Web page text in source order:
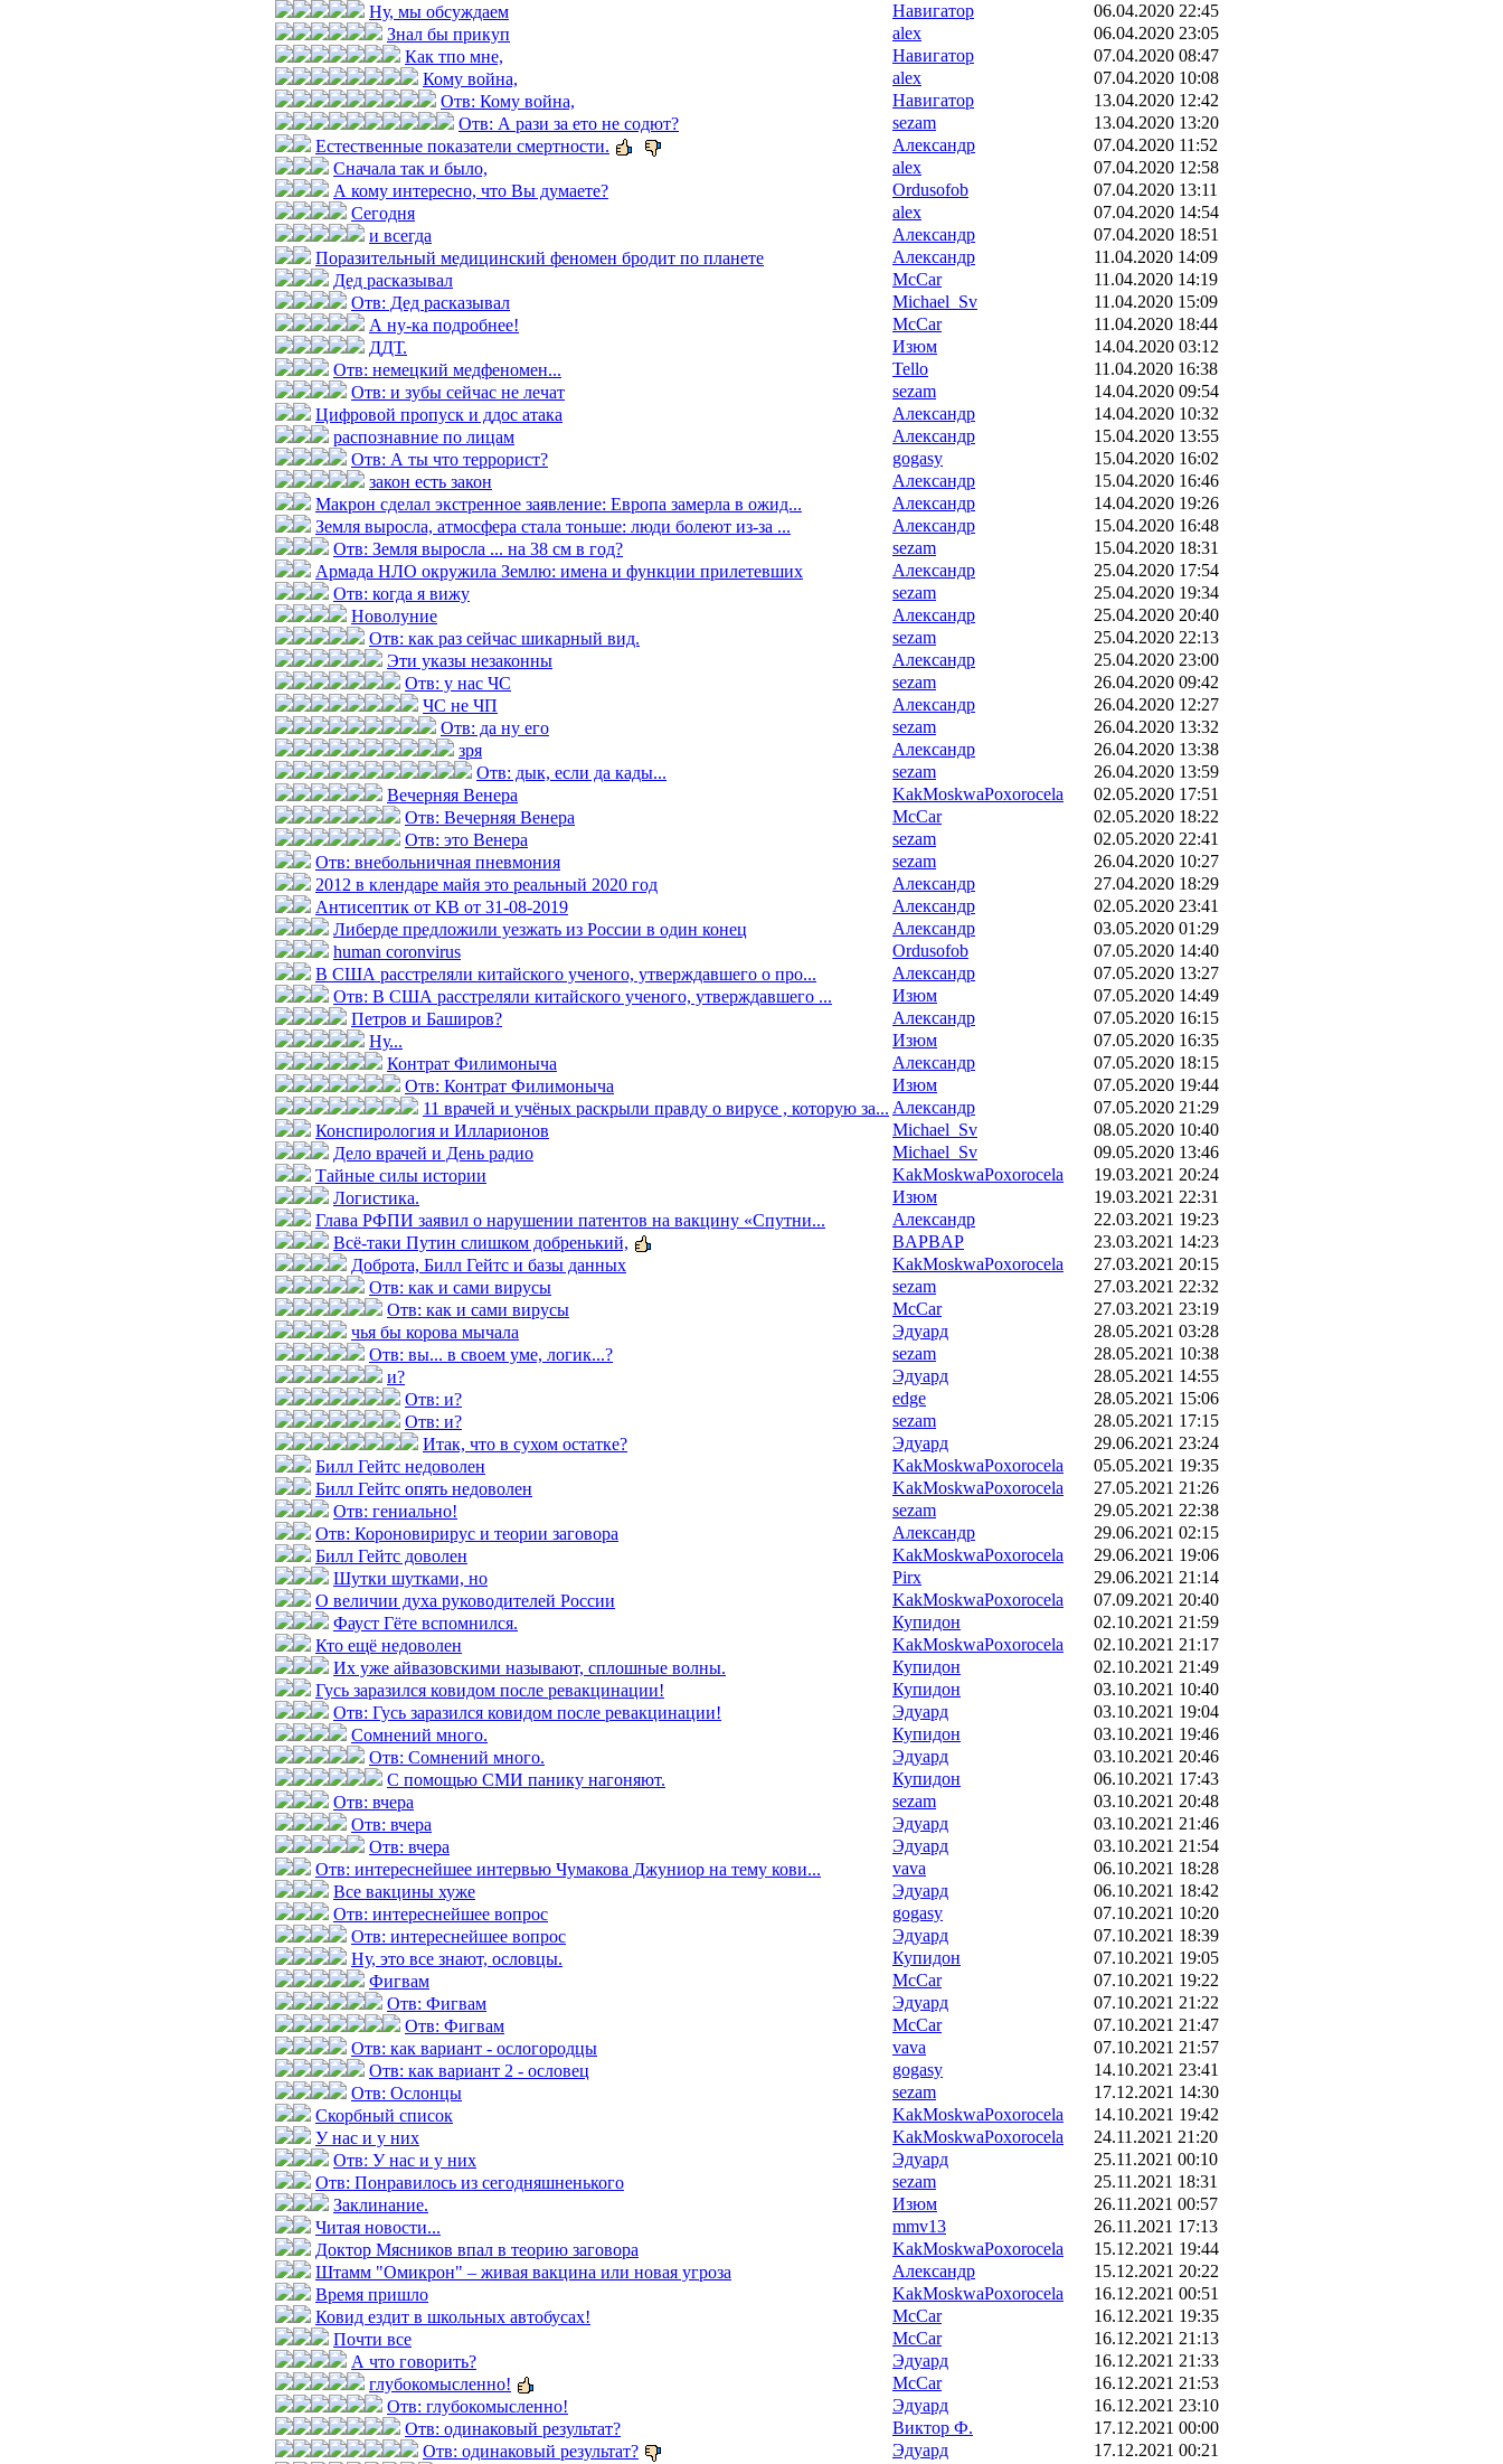
Ну, мы обсуждаем
Навигатор
06.04.2020 22:45
Знал бы прикуп
alex
06.04.2020 23:05
Как тпо мне,
Навигатор
07.04.2020 08:47
Кому война,
alex
07.04.2020 10:08
Отв: Кому война,
Навигатор
13.04.2020 12:42
Отв: А рази за ето не содют?
sezam
13.04.2020 13:20
Естественные показатели смертности.
Александр
07.04.2020 11:52
Сначала так и было,
alex
07.04.2020 12:58
А кому интересно, что Вы думаете?
Ordusofob
07.04.2020 13:11
Сегодня
alex
07.04.2020 14:54
и всегда
Александр
07.04.2020 18:51
Поразительный медицинский феномен бродит по планете
Александр
11.04.2020 14:09
Дед расказывал
McCar
11.04.2020 14:19
Отв: Дед расказывал
Michael_Sv
11.04.2020 15:09
А ну-ка подробнее!
McCar
11.04.2020 18:44
ДДТ.
Изюм
14.04.2020 03:12
Отв: немецкий медфеномен...
Tello
11.04.2020 16:38
Отв: и зубы сейчас не лечат
sezam
14.04.2020 09:54
Цифровой пропуск и ддос атака
Александр
14.04.2020 10:32
распознавние по лицам
Александр
15.04.2020 13:55
Отв: А ты что террорист?
gogasy
15.04.2020 16:02
закон есть закон
Александр
15.04.2020 16:46
Макрон сделал экстренное заявление: Европа замерла в ожид...
Александр
14.04.2020 19:26
Земля выросла, атмосфера стала тоньше: люди болеют из-за ...
Александр
15.04.2020 16:48
Отв: Земля выросла ... на 38 см в год?
sezam
15.04.2020 18:31
Армада НЛО окружила Землю: имена и функции прилетевших
Александр
25.04.2020 17:54
Отв: когда я вижу
sezam
25.04.2020 19:34
Новолуние
Александр
25.04.2020 20:40
Отв: как раз сейчас шикарный вид.
sezam
25.04.2020 22:13
Эти указы незаконны
Александр
25.04.2020 23:00
Отв: у нас ЧС
sezam
26.04.2020 09:42
ЧС не ЧП
Александр
26.04.2020 12:27
Отв: да ну его
sezam
26.04.2020 13:32
зря
Александр
26.04.2020 13:38
Отв: дык, если да кады...
sezam
26.04.2020 13:59
Вечерняя Венера
KakMoskwaPoxorocela
02.05.2020 17:51
Отв: Вечерняя Венера
McCar
02.05.2020 18:22
Отв: это Венера
sezam
02.05.2020 22:41
Отв: внебольничная пневмония
sezam
26.04.2020 10:27
2012 в клендаре майя это реальный 2020 год
Александр
27.04.2020 18:29
Антисептик от КВ от 31-08-2019
Александр
02.05.2020 23:41
Либерде предложили уезжать из России в один конец
Александр
03.05.2020 01:29
human coronvirus
Ordusofob
07.05.2020 14:40
В США расстреляли китайского ученого, утверждавшего о про...
Александр
07.05.2020 13:27
Отв: В США расстреляли китайского ученого, утверждавшего ...
Изюм
07.05.2020 14:49
Петров и Баширов?
Александр
07.05.2020 16:15
Ну...
Изюм
07.05.2020 16:35
Контрат Филимоныча
Александр
07.05.2020 18:15
Отв: Контрат Филимоныча
Изюм
07.05.2020 19:44
11 врачей и учёных раскрыли правду о вирусе , которую за... Александр
07.05.2020 21:29
Конспирология и Илларионов
Michael_Sv
08.05.2020 10:40
Дело врачей и День радио
Michael_Sv
09.05.2020 13:46
Тайные силы истории
KakMoskwaPoxorocela
19.03.2021 20:24
Логистика.
Изюм
19.03.2021 22:31
Глава РФПИ заявил о нарушении патентов на вакцину «Спутни...
Александр
22.03.2021 19:23
Всё-таки Путин слишком добренький,
BAPBAP
23.03.2021 14:23
Доброта, Билл Гейтс и базы данных
KakMoskwaPoxorocela
27.03.2021 20:15
Отв: как и сами вирусы
sezam
27.03.2021 22:32
Отв: как и сами вирусы
McCar
27.03.2021 23:19
чья бы корова мычала
Эдуард
28.05.2021 03:28
Отв: вы... в своем уме, логик...?
sezam
28.05.2021 10:38
и?
Эдуард
28.05.2021 14:55
Отв: и?
edge
28.05.2021 15:06
Отв: и?
sezam
28.05.2021 17:15
Итак, что в сухом остатке?
Эдуард
29.06.2021 23:24
Билл Гейтс недоволен
KakMoskwaPoxorocela
05.05.2021 19:35
Билл Гейтс опять недоволен
KakMoskwaPoxorocela
27.05.2021 21:26
Отв: гениально!
sezam
29.05.2021 22:38
Отв: Короновирирус и теории заговора
Александр
29.06.2021 02:15
Билл Гейтс доволен
KakMoskwaPoxorocela
29.06.2021 19:06
Шутки шутками, но
Pirx
29.06.2021 21:14
О величии духа руководителей России
KakMoskwaPoxorocela
07.09.2021 20:40
Фауст Гёте вспомнился.
Купидон
02.10.2021 21:59
Кто ещё недоволен
KakMoskwaPoxorocela
02.10.2021 21:17
Их уже айвазовскими называют, сплошные волны.
Купидон
02.10.2021 21:49
Гусь заразился ковидом после ревакцинации!
Купидон
03.10.2021 10:40
Отв: Гусь заразился ковидом после ревакцинации!
Эдуард
03.10.2021 19:04
Сомнений много.
Купидон
03.10.2021 19:46
Отв: Сомнений много.
Эдуард
03.10.2021 20:46
С помощью СМИ панику нагоняют.
Купидон
06.10.2021 17:43
Отв: вчера
sezam
03.10.2021 20:48
Отв: вчера
Эдуард
03.10.2021 21:46
Отв: вчера
Эдуард
03.10.2021 21:54
Отв: интереснейшее интервью Чумакова Джуниор на тему кови...
vava
06.10.2021 18:28
Все вакцины хуже
Эдуард
06.10.2021 18:42
Отв: интереснейшее вопрос
gogasy
07.10.2021 10:20
Отв: интереснейшее вопрос
Эдуард
07.10.2021 18:39
Ну, это все знают, ословцы.
Купидон
07.10.2021 19:05
Фигвам
McCar
07.10.2021 19:22
Отв: Фигвам
Эдуард
07.10.2021 21:22
Отв: Фигвам
McCar
07.10.2021 21:47
Отв: как вариант - ослогородцы
vava
07.10.2021 21:57
Отв: как вариант 2 - ословец
gogasy
14.10.2021 23:41
Отв: Ослонцы
sezam
17.12.2021 14:30
Скорбный список
KakMoskwaPoxorocela
14.10.2021 19:42
У нас и у них
KakMoskwaPoxorocela
24.11.2021 21:20
Отв: У нас и у них
Эдуард
25.11.2021 00:10
Отв: Понравилось из сегодняшненького
sezam
25.11.2021 18:31
Заклинание.
Изюм
26.11.2021 00:57
Читая новости...
mmv13
26.11.2021 17:13
Доктор Мясников впал в теорию заговора
KakMoskwaPoxorocela
15.12.2021 19:44
Штамм "Омикрон" – живая вакцина или новая угроза
Александр
15.12.2021 20:22
Время пришло
KakMoskwaPoxorocela
16.12.2021 00:51
Ковид ездит в школьных автобусах!
McCar
16.12.2021 19:35
Почти все
McCar
16.12.2021 21:13
А что говорить?
Эдуард
16.12.2021 21:33
глубокомысленно!
McCar
16.12.2021 21:53
Отв: глубокомысленно!
Эдуард
16.12.2021 23:10
Отв: одинаковый результат?
Виктор Ф.
17.12.2021 00:00
Отв: одинаковый результат?
Эдуард
17.12.2021 00:21